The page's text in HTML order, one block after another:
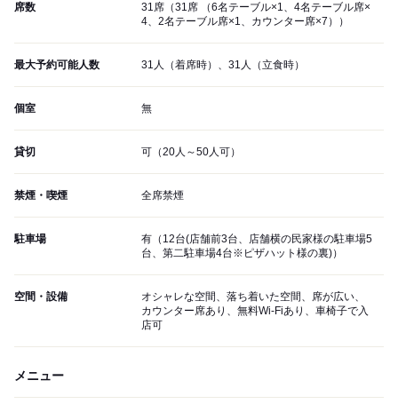
席数
31席（31席 （6名テーブル×1、4名テーブル席×
4、2名テーブル席×1、カウンター席×7））
最大予約可能人数 31人（着席時）、31人（立食時）
個室 無
貸切 可（20人～50人可）
禁煙・喫煙 全席禁煙
駐車場
有（12台(店舗前3台、店舗横の民家様の駐車場5
台、第二駐車場4台※ピザハット様の裏)）
空間・設備
オシャレな空間、落ち着いた空間、席が広い、
カウンター席あり、無料Wi-Fiあり、車椅子で入
店可
メニュー